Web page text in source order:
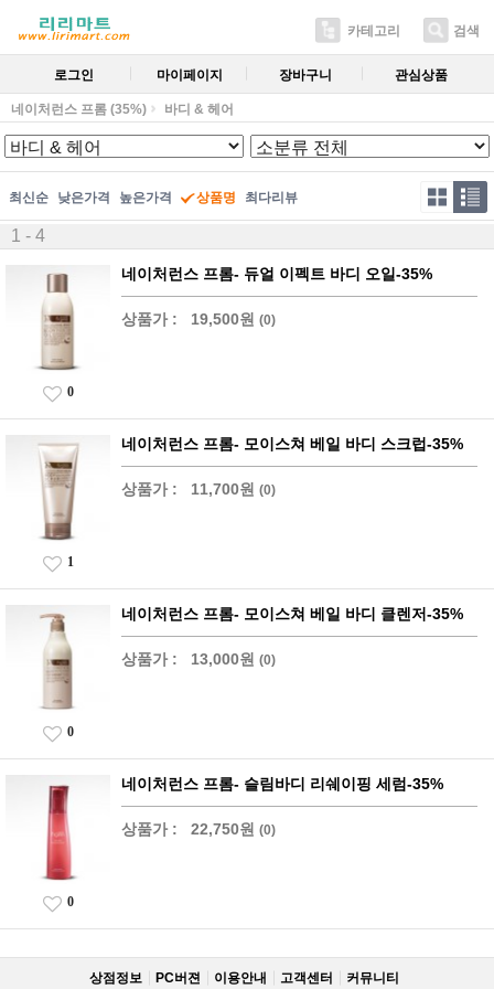
카테고리 검색
로그인 마이페이지 장바구니 관심상품
네이처런스 프롬 (35%) 바디 & 헤어
최신순 낮은가격 높은가격 상품명 최다리뷰
1 - 4
네이처런스 프롬- 듀얼 이펙트 바디 오일-35%
상품가 : 19,500원 (0)
0
네이처런스 프롬- 모이스쳐 베일 바디 스크럽-35%
상품가 : 11,700원 (0)
1
네이처런스 프롬- 모이스쳐 베일 바디 클렌저-35%
상품가 : 13,000원 (0)
0
네이처런스 프롬- 슬림바디 리쉐이핑 세럼-35%
상품가 : 22,750원 (0)
0
상점정보 PC버젼 이용안내 고객센터 커뮤니티